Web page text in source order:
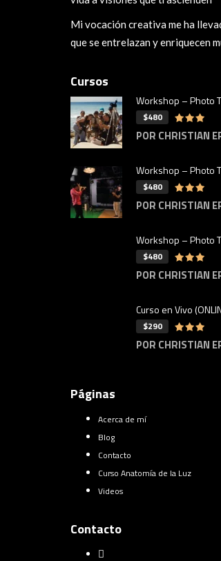
Mi vocación creativa me ha
que se entrelazan y enriquecen
Cursos
Workshop – Photo
$480
POR CHRISTIAN
Workshop – Photo
$480
POR CHRISTIAN
Workshop – Photo
$480
POR CHRISTIAN
Curso en Vivo
$290
POR CHRISTIAN
Páginas
Acerca de mí
Blog
Contacto
Curso Anatomía de la Luz
Videos
Contacto